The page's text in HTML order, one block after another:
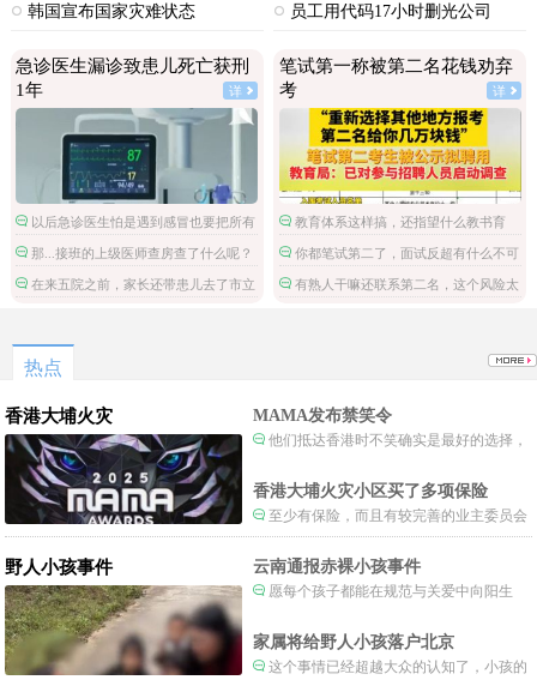
韩国宣布国家灾难状态
员工用代码17小时删光公司
急诊医生漏诊致患儿死亡获刑
1年
详
以后急诊医生怕是遇到感冒也要把所有
检查都做了。
那...接班的上级医师查房查了什么呢？
在来五院之前，家长还带患儿去了市立
笔试第一称被第二名花钱劝弃
考
详
教育体系这样搞，还指望什么教书育
人。你都笔试第二了，面试反超有什么不可
能的，非要多此一举。
有熟人干嘛还联系第二名，这个风险太
热点
香港大埔火灾 MAMA发布禁笑令
他们抵达香港时不笑确实是最好的选择，
一种保护吧。
香港大埔火灾小区买了多项保险
至少有保险，而且有较完善的业主委员会
制度。
野人小孩事件 云南通报赤裸小孩事件
愿每个孩子都能在规范与关爱中向阳生
家属将给野人小孩落户北京
这个事情已经超越大众的认知了，小孩的